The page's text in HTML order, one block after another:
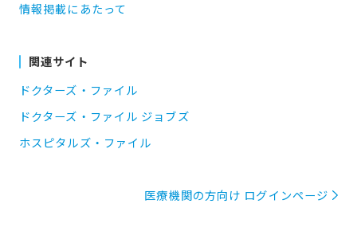
情報掲載にあたって
関連サイト
ドクターズ・ファイル
ドクターズ・ファイル ジョブズ
ホスピタルズ・ファイル
医療機関の方向け ログインページ